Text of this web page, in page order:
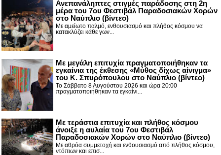
Ανεπανάληπτες στιγμές παράδοσης στη 2η
μέρα του 7ου Φεστιβάλ Παραδοσιακών Χορών
στο Ναύπλιο (βίντεο)
Με αμείωτο παλμό, ενθουσιασμό και πλήθος κόσμου να
κατακλύζει κάθε γων...
Με μεγάλη επιτυχία πραγματοποιήθηκαν τα
εγκαίνια της έκθεσης «Μύθος δίχως αίνιγμα»
του Κ. Σπυρόπουλου στο Ναύπλιο (βίντεο)
Το Σάββατο 8 Αυγούστου 2026 και ώρα 20:00
πραγματοποιήθηκαν τα εγκαίνι...
Με τεράστια επιτυχία και πλήθος κόσμου
άνοιξε η αυλαία του 7ου Φεστιβάλ
Παραδοσιακών Χορών στο Ναύπλιο (βίντεο)
Με αθρόα συμμετοχή και ενθουσιασμό από πλήθος κόσμου,
ντόπιων και επισ...